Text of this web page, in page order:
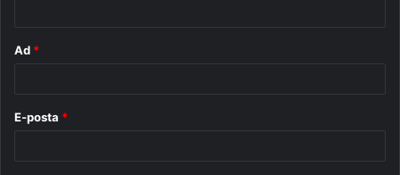
Ad *
E-posta *